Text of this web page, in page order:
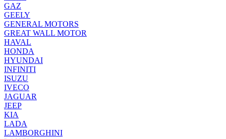
GAZ
GEELY
GENERAL MOTORS
GREAT WALL MOTOR
HAVAL
HONDA
HYUNDAI
INFINITI
ISUZU
IVECO
JAGUAR
JEEP
KIA
LADA
LAMBORGHINI